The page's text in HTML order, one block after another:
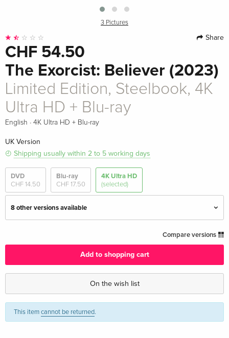
3 Pictures
Share
CHF 54.50
The Exorcist: Believer (2023)
Limited Edition, Steelbook, 4K
Ultra HD + Blu-ray
English · 4K Ultra HD + Blu-ray
UK Version
Shipping usually within 2 to 5 working days
DVD
CHF 14.50
Blu-ray
CHF 17.50
4K Ultra HD
(selected)
8 other versions available
CHF 33.50
Limited Special Edition, Steelbook, 4K Ultra
HD + Blu-ray
Compare versions
Add to shopping cart
On the wish list
This itemcannot be returned.